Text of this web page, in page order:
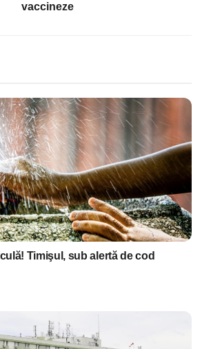
vaccineze
Timişul, sub alertă de cod